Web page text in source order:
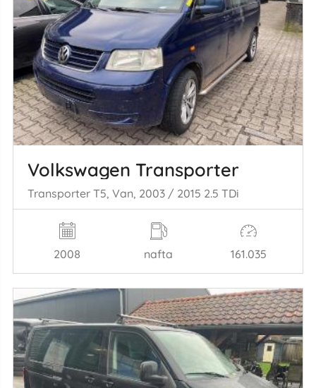
Volkswagen Transporter
Transporter T5, Van, 2003 / 2015 2.5 TDi
2008 nafta 161.035